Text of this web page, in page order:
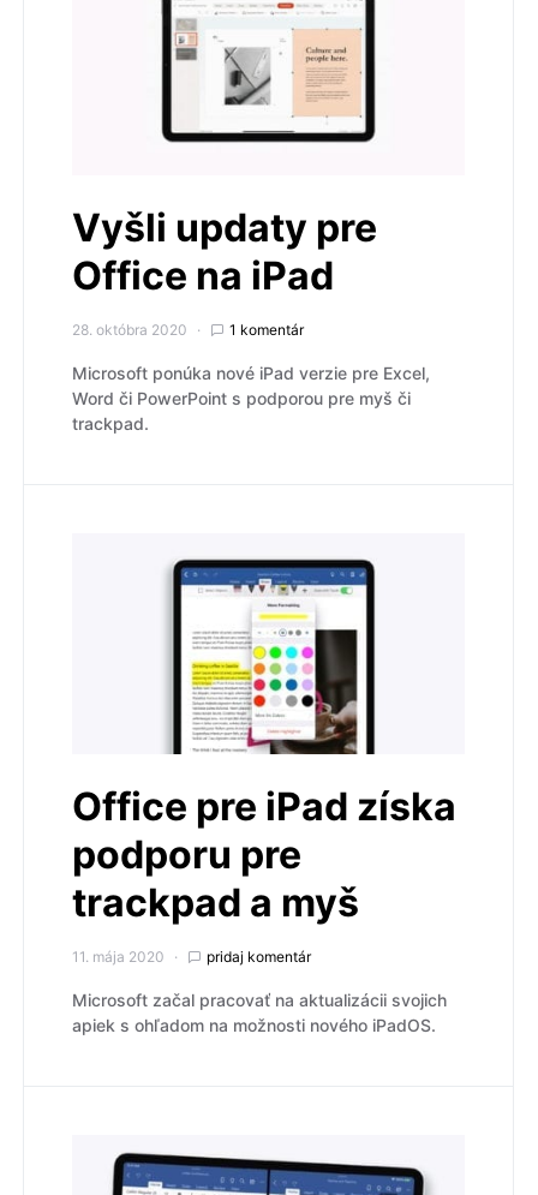
Vyšli updaty pre
Office na iPad
28. októbra 2020 1 komentár
Microsoft ponúka nové iPad verzie pre Excel,
Word či PowerPoint s podporou pre myš či
trackpad.
Office pre iPad získa
podporu pre
trackpad a myš
11. mája 2020 pridaj komentár
Microsoft začal pracovať na aktualizácii svojich
apiek s ohľadom na možnosti nového iPadOS.